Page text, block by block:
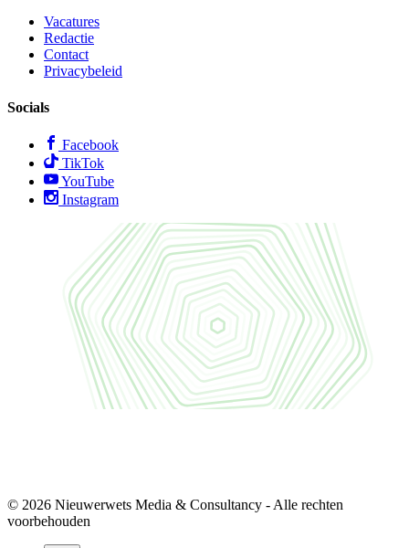
Vacatures
Redactie
Contact
Privacybeleid
Socials
Facebook
TikTok
YouTube
Instagram
© 2026 Nieuwerwets Media & Consultancy - Alle rechten
voorbehouden